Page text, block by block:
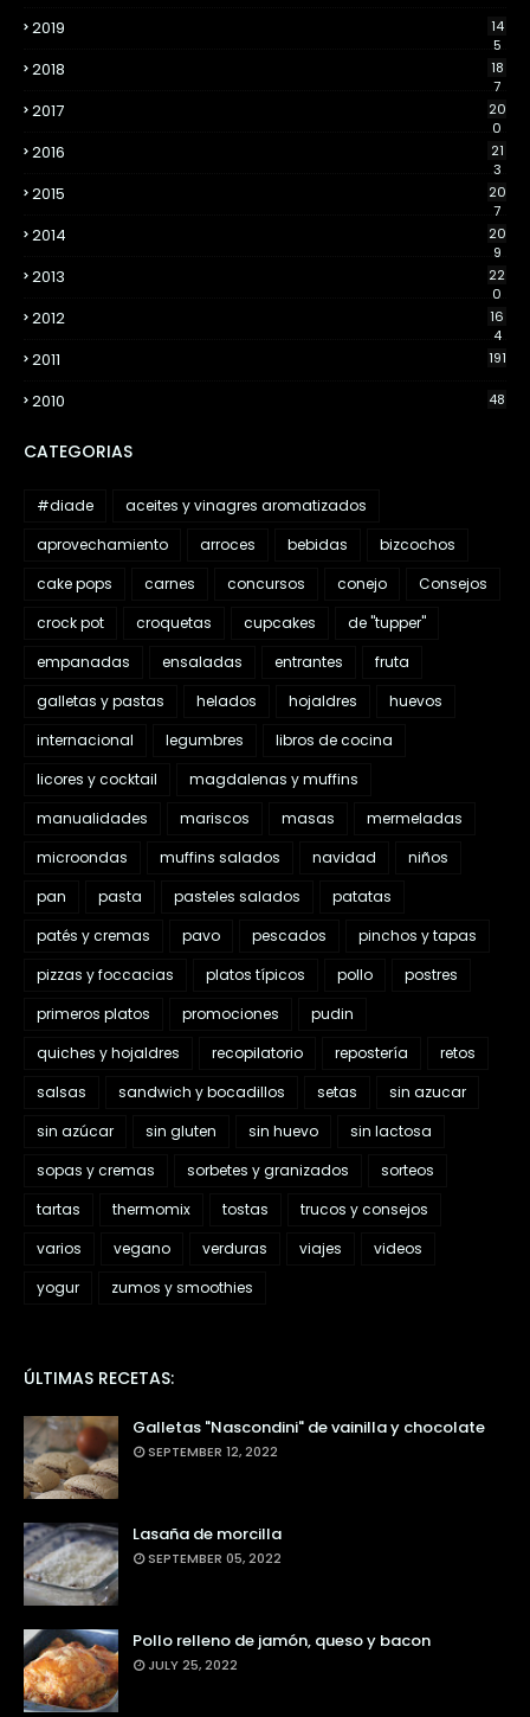
2019
14
5
2018
18
7
2017
20
0
2016
21
3
2015
20
7
2014
20
9
2013
22
0
2012
16
4
2011 191
2010 48
CATEGORIAS
#diade
aceites y vinagres aromatizados
aprovechamiento
arroces bebidas
bizcochos
cake pops
carnes concursos conejo
Consejos
crock pot
croquetas cupcakes
de "tupper"
empanadas
ensaladas entrantes
fruta
galletas y pastas
helados hojaldres
huevos
internacional
legumbres
libros de cocina
licores y cocktail
magdalenas y muffins
manualidades
mariscos masas
mermeladas
microondas
muffins salados navidad
niños
pan
pasta pasteles salados
patatas
patés y cremas
pavo pescados
pinchos y tapas
pizzas y foccacias
platos típicos pollo
postres
primeros platos
promociones
pudin
quiches y hojaldres
recopilatorio repostería
retos
salsas
sandwich y bocadillos setas
sin azucar
sin azúcar
sin gluten sin huevo
sin lactosa
sopas y cremas
sorbetes y granizados
sorteos
tartas
thermomix tostas
trucos y consejos
varios
vegano verduras viajes
videos
yogur
zumos y smoothies
ÚLTIMAS RECETAS:
Galletas "Nascondini" de vainilla y chocolate
SEPTEMBER 12, 2022
Lasaña de morcilla
SEPTEMBER 05, 2022
Pollo relleno de jamón, queso y bacon
JULY 25, 2022